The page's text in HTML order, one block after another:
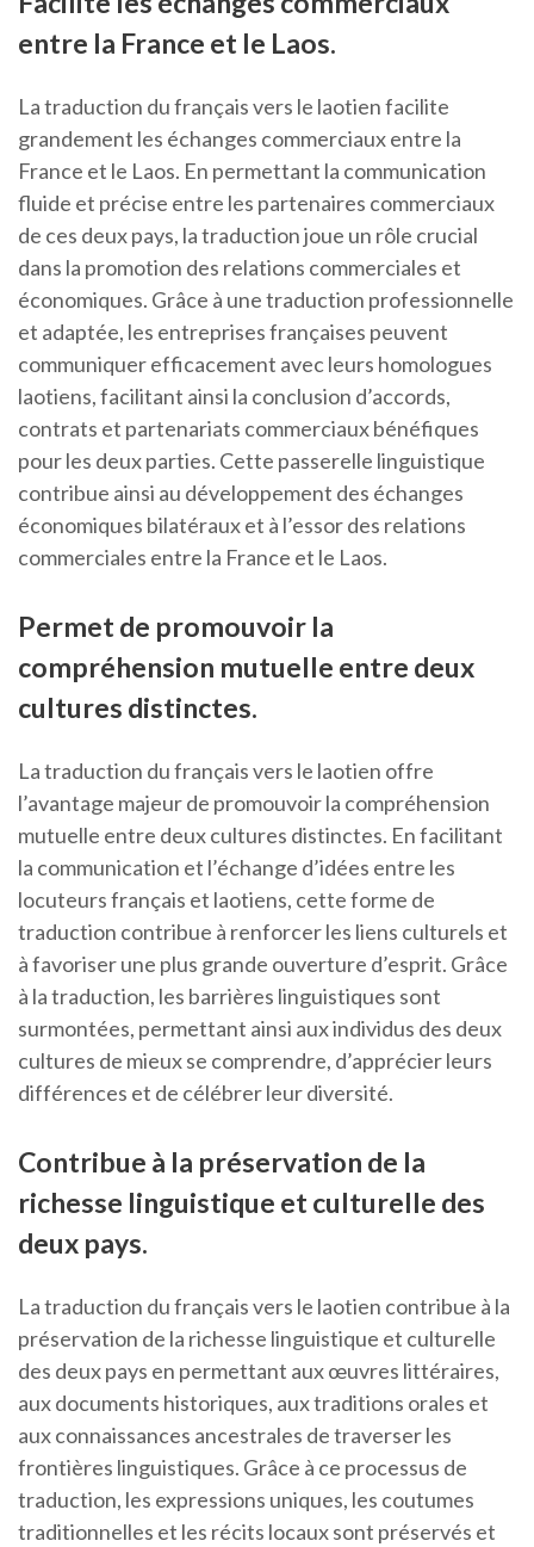
entre la France et le Laos.
La traduction du français vers le laotien facilite
grandement les échanges commerciaux entre la
France et le Laos. En permettant la communication
fluide et précise entre les partenaires commerciaux
de ces deux pays, la traduction joue un rôle crucial
dans la promotion des relations commerciales et
économiques. Grâce à une traduction professionnelle
et adaptée, les entreprises françaises peuvent
communiquer efficacement avec leurs homologues
laotiens, facilitant ainsi la conclusion d’accords,
contrats et partenariats commerciaux bénéfiques
pour les deux parties. Cette passerelle linguistique
contribue ainsi au développement des échanges
économiques bilatéraux et à l’essor des relations
commerciales entre la France et le Laos.
Permet de promouvoir la
compréhension mutuelle entre deux
cultures distinctes.
La traduction du français vers le laotien offre
l’avantage majeur de promouvoir la compréhension
mutuelle entre deux cultures distinctes. En facilitant
la communication et l’échange d’idées entre les
locuteurs français et laotiens, cette forme de
traduction contribue à renforcer les liens culturels et
à favoriser une plus grande ouverture d’esprit. Grâce
à la traduction, les barrières linguistiques sont
surmontées, permettant ainsi aux individus des deux
cultures de mieux se comprendre, d’apprécier leurs
différences et de célébrer leur diversité.
Contribue à la préservation de la
richesse linguistique et culturelle des
deux pays.
La traduction du français vers le laotien contribue à la
préservation de la richesse linguistique et culturelle
des deux pays en permettant aux œuvres littéraires,
aux documents historiques, aux traditions orales et
aux connaissances ancestrales de traverser les
frontières linguistiques. Grâce à ce processus de
traduction, les expressions uniques, les coutumes
traditionnelles et les récits locaux sont préservés et